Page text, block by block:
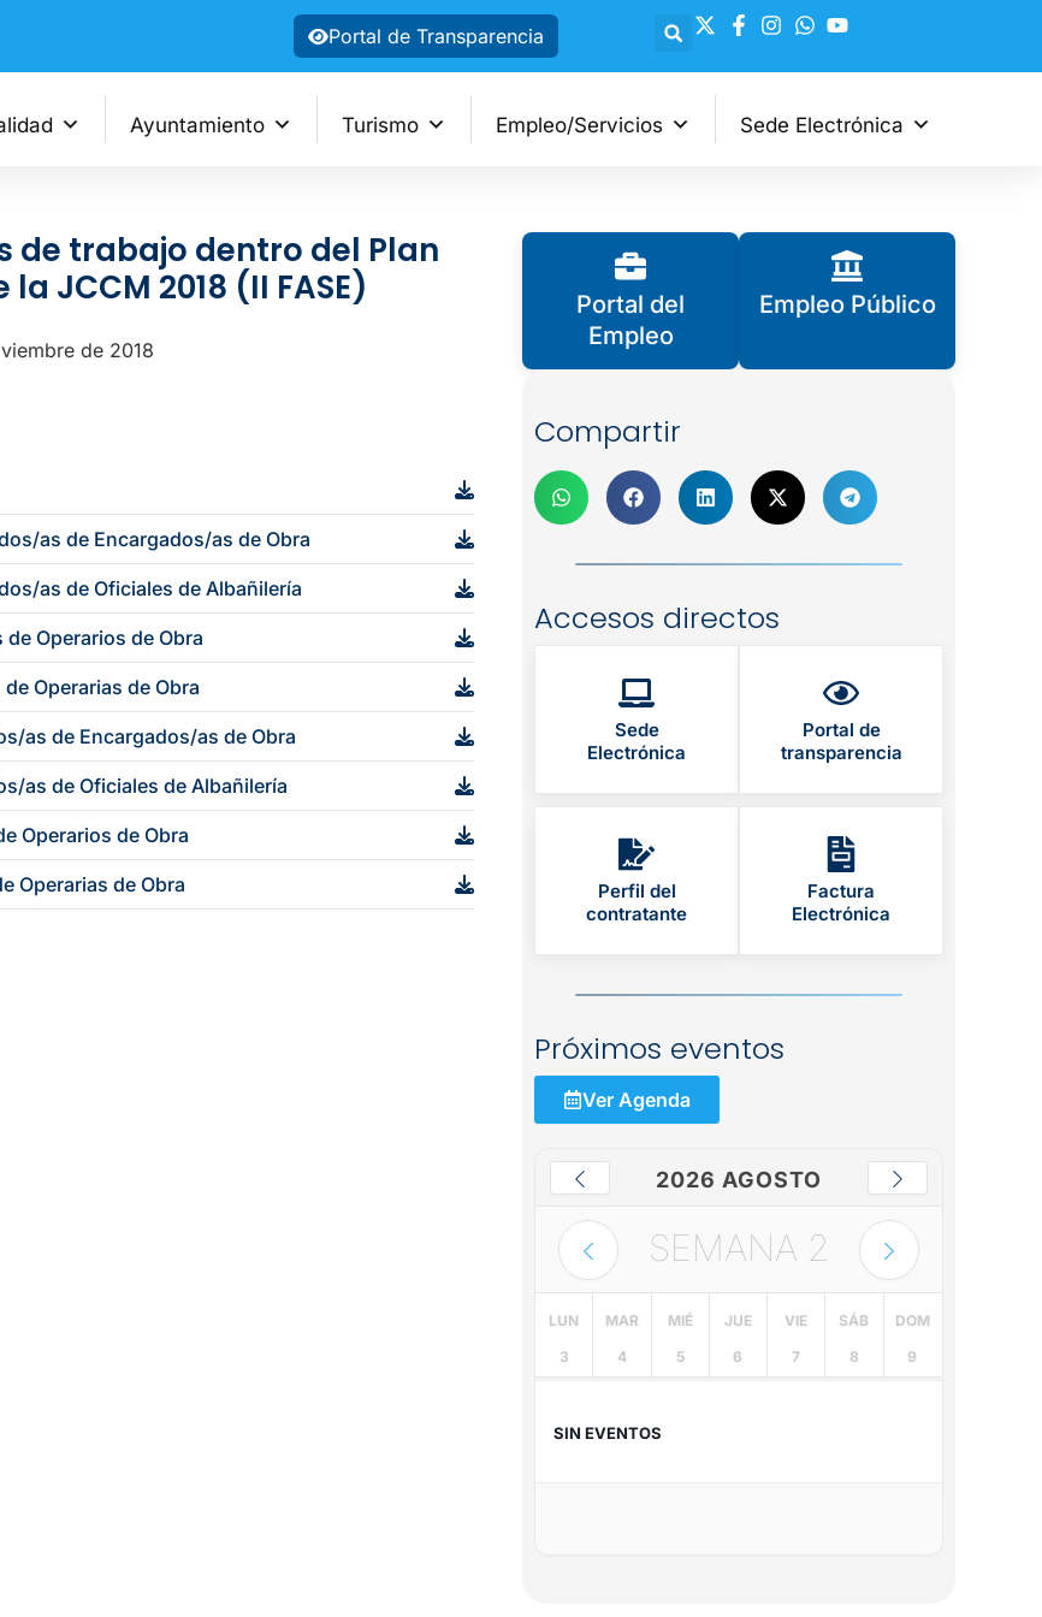
Portal de Transparencia
Ayuntamiento Turismo Empleo/Servicios Sede Electrónica
de trabajo dentro del Plan
JCCM 2018 (II FASE)
de 2018
as de Encargados/as de Obra
as de Oficiales de Albañilería
Operarios de Obra
Operarias de Obra
as de Encargados/as de Obra
as de Oficiales de Albañilería
Operarios de Obra
Operarias de Obra
Portal del
Empleo
Empleo Público
Compartir
Accesos directos
Sede
Electrónica
Portal de
transparencia
Perfil del
contratante
Factura
Electrónica
Próximos eventos
Ver Agenda
2026 AGOSTO
SEMANA 2
LUN
3
MAR
4
MIÉ
5
JUE
6
VIE
7
SÁB
8
DOM
9
SIN EVENTOS